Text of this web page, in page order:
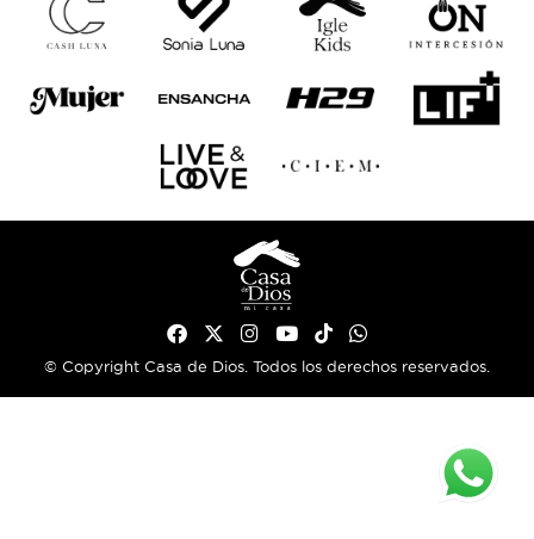
© Copyright Casa de Dios. Todos los derechos reservados.